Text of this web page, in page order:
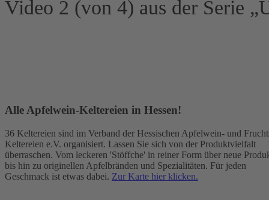
&
eRecht24
Video 2 (von 4) aus der Serie
Alle Apfelwein-Keltereien in Hessen!
36 Keltereien sind im Verband der Hessischen Apfelwein- und
Keltereien e.V. organisiert. Lassen Sie sich von der Produktvielfalt
überraschen. Vom leckeren 'Stöffche' in reiner Form über neue
bis hin zu originellen Apfelbränden und Spezialitäten. Für jeden
Geschmack ist etwas dabei. Zur Karte hier klicken.